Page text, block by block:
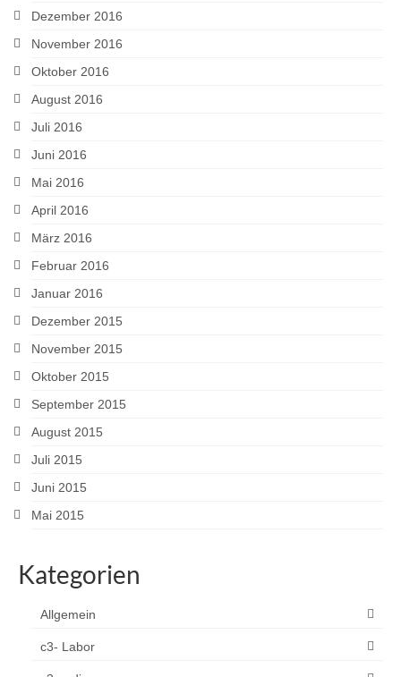
Dezember 2016
November 2016
Oktober 2016
August 2016
Juli 2016
Juni 2016
Mai 2016
April 2016
März 2016
Februar 2016
Januar 2016
Dezember 2015
November 2015
Oktober 2015
September 2015
August 2015
Juli 2015
Juni 2015
Mai 2015
Kategorien
Allgemein
c3- Labor